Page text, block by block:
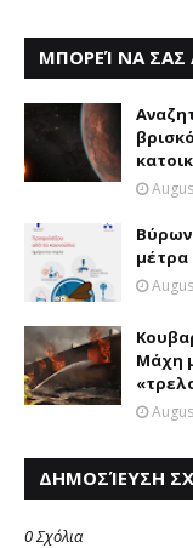
ΜΠΟΡΕΊ ΝΑ ΣΑΣ
μέτρα
Μάχη
ΔΗΜΟΣΊΕΥΣΗ
0 Σχόλια